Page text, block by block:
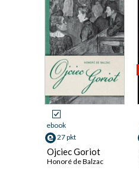
ebook
27 pkt
Ojciec Goriot
Honoré de Balzac